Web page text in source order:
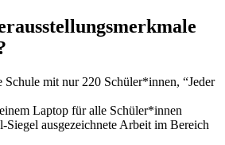
mit nur 220 Schüler*innen, “Jeder
Laptop für alle Schüler*innen
ausgezeichnete Arbeit im Bereich